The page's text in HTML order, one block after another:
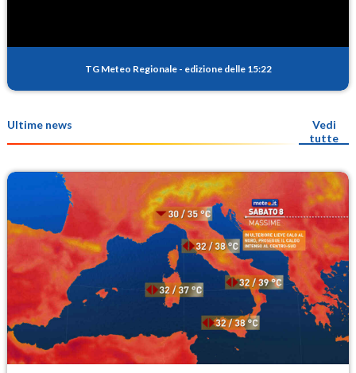
TG Meteo Regionale - edizione delle 15:22
Ultime news
Vedi
tutte